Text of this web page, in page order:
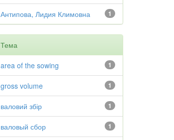
1
Антипова, Лидия Климовна
Тема
1
area of the sowing
1
gross volume
1
валовий збір
1
валовый сбор